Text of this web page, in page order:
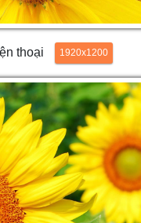
thoại 1920x1200